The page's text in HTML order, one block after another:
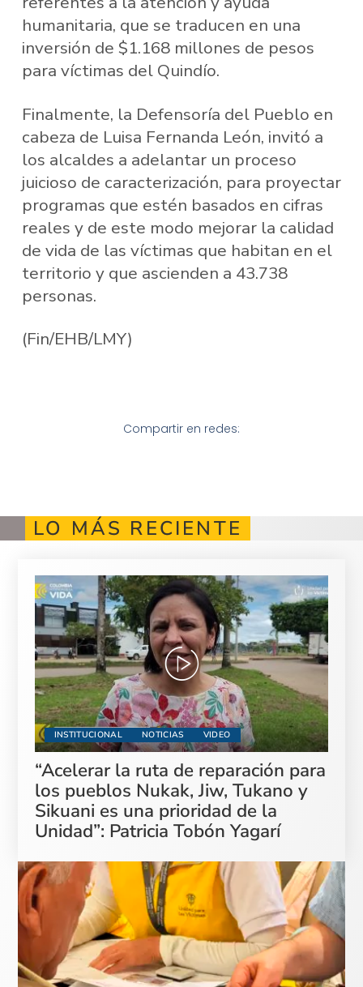
humanitaria, que se traducen en una
inversión de $1.168 millones de pesos
para víctimas del Quindío.
Finalmente, la Defensoría del Pueblo en
cabeza de Luisa Fernanda León, invitó a
los alcaldes a adelantar un proceso
juicioso de caracterización, para proyectar
programas que estén basados en cifras
reales y de este modo mejorar la calidad
de vida de las víctimas que habitan en el
territorio y que ascienden a 43.738
personas.
(Fin/EHB/LMY)
Compartir en redes:
LO MÁS RECIENTE
INSTITUCIONAL NOTICIAS VIDEO
“Acelerar la ruta de reparación para
los pueblos Nukak, Jiw, Tukano y
Sikuani es una prioridad de la
Unidad”: Patricia Tobón Yagarí